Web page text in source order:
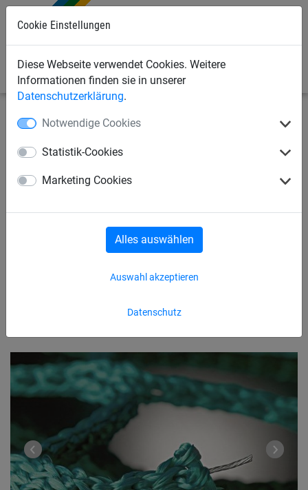
Cookie Einstellungen
Diese Webseite verwendet Cookies. Weitere
Informationen finden sie in unserer
Datenschutzerklärung.
Notwendige Cookies
Statistik-Cookies
Marketing Cookies
Datenschutz
Auswahl akzeptieren
Alles auswählen
Sportnetze Anti-Vandalismusnetze
Schutznetz "Mahulan Steel",
Maschenweite: 105 mm, feste
Breite: 3 m